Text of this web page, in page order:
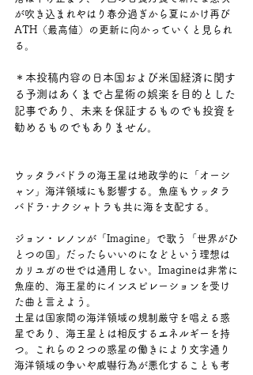
が吹き込まれやはり春分過ぎから夏にかけ再び
ATH（最高値）の更新に向かっていくと見られ
る。
＊本投稿内容の日本国および米国経済に関す
る予測はあくまで占星術の娯楽を目的とした
記事であり、未来を保証するものでも投資を
勧めるものでもありません。
ウッタラバドラの海王星は地政学的に「オーシ
ャン」海洋領域にも影響する。魚座もウッタラ
バドラ･ナクシャトラも共に海を支配する。
ジョン・レノンが「Imagine」で歌う「世界がひ
とつの国」だったらいいのになどという理想は
カリユガの世では通用しない。Imagineは非常に
魚座的、海王星的にインスピレーションを受け
た曲と言えよう。
土星は国家間の海洋領域の規制厳守を唱える惑
星であり、海王星とは相反するエネルギーを持
つ。これらの２つの惑星の働きにより文字通り
海洋領域の争いや威嚇行為が悪化することも考